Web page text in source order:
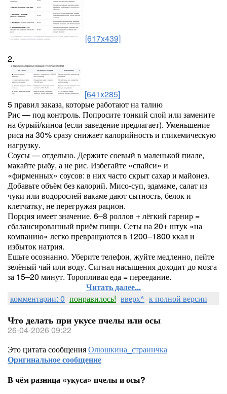
[617x439]
2.
[641x285]
5 правил заказа, которые работают на талию
Рис — под контроль. Попросите тонкий слой или замените
на бурый/киноа (если заведение предлагает). Уменьшение
риса на 30% сразу снижает калорийность и гликемическую
нагрузку.
Соусы — отдельно. Держите соевый в маленькой пиале,
макайте рыбу, а не рис. Избегайте «спайси» и
«фирменных» соусов: в них часто скрыт сахар и майонез.
Добавьте объём без калорий. Мисо-суп, эдамаме, салат из
чуки или водорослей вакаме дают сытность, белок и
клетчатку, не перегружая рацион.
Порция имеет значение. 6–8 роллов + лёгкий гарнир =
сбалансированный приём пищи. Сеты на 20+ штук «на
компанию» легко превращаются в 1200–1800 ккал и
избыток натрия.
Ешьте осознанно. Уберите телефон, жуйте медленно, пейте
зелёный чай или воду. Сигнал насыщения доходит до мозга
за 15–20 минут. Торопливая еда = переедание.
Читать далее...
комментарии: 0 понравилось! вверх^ к полной версии
Что делать при укусе пчелы или осы
26-04-2026 09:22
Это цитата сообщенияОлюшкина_страничка
Оригинальное сообщение
В чём разница «укуса» пчелы и осы?